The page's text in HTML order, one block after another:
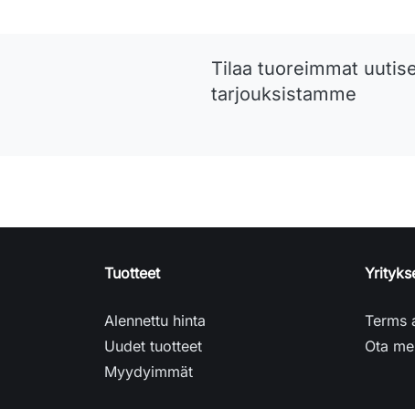
Tilaa tuoreimmat
tarjouksistamme
Tuotteet
Alennettu hinta
Uudet tuotteet
Myydyimmät
Terms
Ota